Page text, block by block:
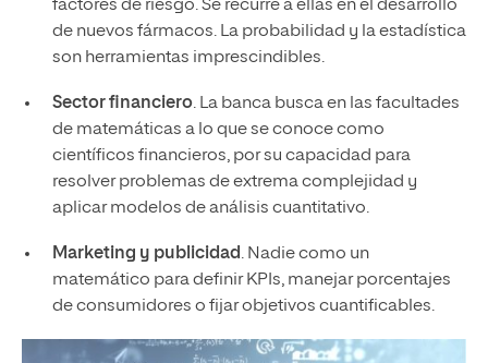
factores de riesgo. Se recurre a ellas en el desarrollo
de nuevos fármacos. La probabilidad y la estadística
son herramientas imprescindibles.
Sector financiero. La banca busca en las facultades
de matemáticas a lo que se conoce como
científicos financieros, por su capacidad para
resolver problemas de extrema complejidad y
aplicar modelos de análisis cuantitativo.
Marketing y publicidad. Nadie como un
matemático para definir KPIs, manejar porcentajes
de consumidores o fijar objetivos cuantificables.